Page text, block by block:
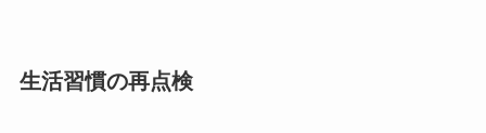
生活習慣の再点検